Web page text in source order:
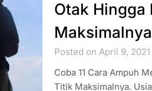
Otak Hingga
Maksimalnya
Posted on April 9, 2021
Coba 11 Cara Ampuh
Titik Maksimalnya.